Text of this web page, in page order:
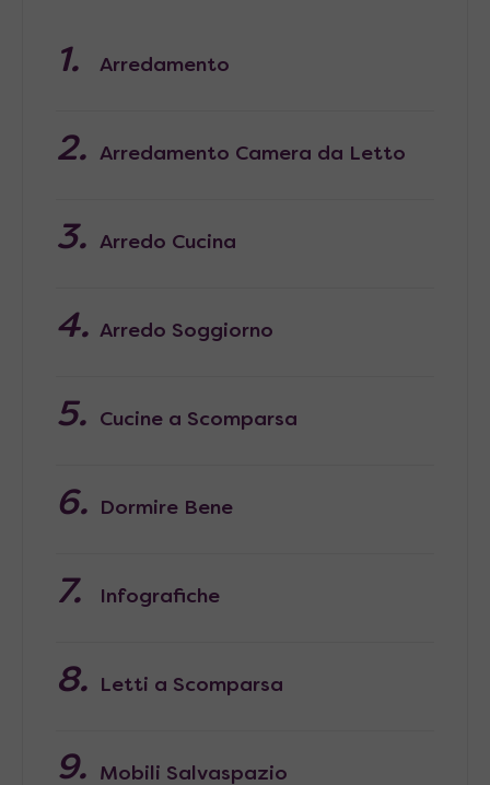
Arredamento
Arredamento Camera da Letto
Arredo Cucina
Arredo Soggiorno
Cucine a Scomparsa
Dormire Bene
Infografiche
Letti a Scomparsa
Mobili Salvaspazio